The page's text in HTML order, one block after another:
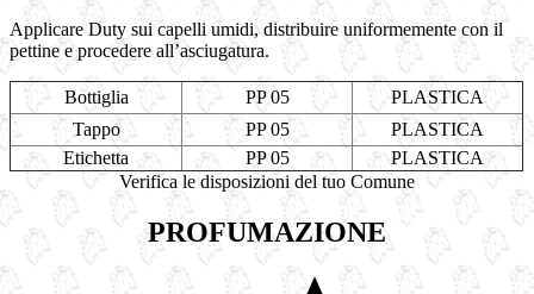
Applicare Duty sui capelli umidi, distribuire uniformemente con il
pettine e procedere all’asciugatura.
Bottiglia PP 05
PLASTICA
Tappo
PP 05
PLASTICA
Etichetta
PP 05
PLASTICA
Verifica le disposizioni del tuo Comune
PROFUMAZIONE